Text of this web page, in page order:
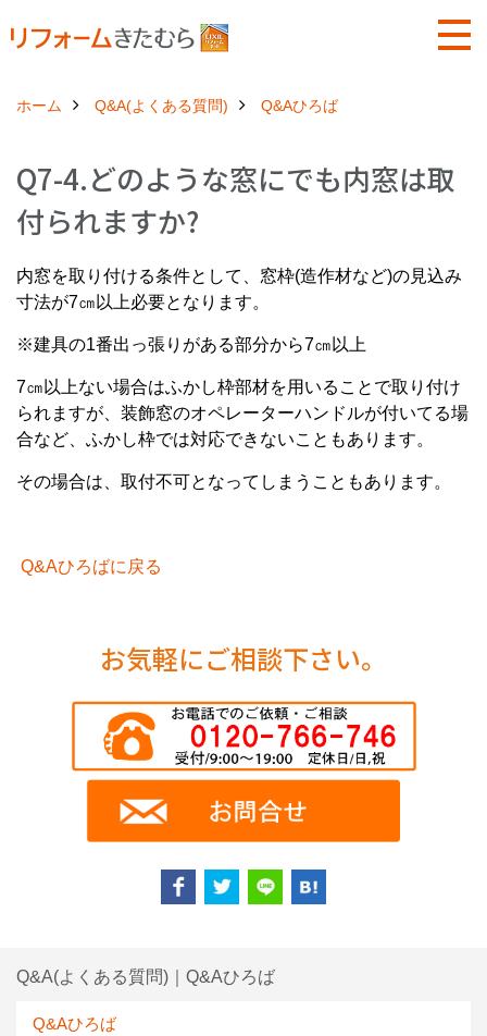
ホーム Q&A(よくある質問) Q&Aひろば
Q7-4.どのような窓にでも内窓は取
付られますか?
内窓を取り付ける条件として、窓枠(造作材など)の見込み
寸法が7㎝以上必要となります。
※建具の1番出っ張りがある部分から7㎝以上
7㎝以上ない場合はふかし枠部材を用いることで取り付け
られますが、装飾窓のオペレーターハンドルが付いてる場
合など、ふかし枠では対応できないこともあります。
その場合は、取付不可となってしまうこともあります。
Q&Aひろばに戻る
お気軽にご相談下さい。
Q&A(よくある質問)｜Q&Aひろば
Q&Aひろば